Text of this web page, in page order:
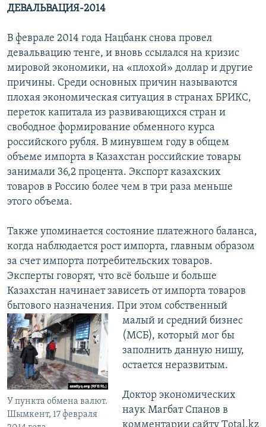
ДЕВАЛЬВАЦИЯ-2014
В феврале 2014 года Нацбанк снова провел
девальвацию тенге, и вновь ссылался на кризис
мировой экономики, на «плохой» доллар и другие
причины. Среди основных причин называются
плохая экономическая ситуация в странах БРИКС,
переток капитала из развивающихся стран и
свободное формирование обменного курса
российского рубля. В минувшем году в общем
объеме импорта в Казахстан российские товары
занимали 36,2 процента. Экспорт казахских
товаров в Россию более чем в три раза меньше
этого объема.
Также упоминается состояние платежного баланса,
когда наблюдается рост импорта, главным образом
за счет импорта потребительских товаров.
Эксперты говорят, что всё больше и больше
Казахстан начинает зависеть от импорта товаров
бытового назначения. При этом собственный
малый и средний бизнес
У пункта обмена валют.
Шымкент, 17 февраля
(МСБ), который мог бы
заполнить данную нишу,
остается неразвитым.
Доктор экономических
наук Магбат Спанов в